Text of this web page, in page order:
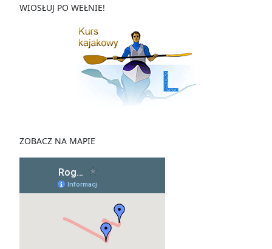
WIOSŁUJ PO WEŁNIE!
ZOBACZ NA MAPIE